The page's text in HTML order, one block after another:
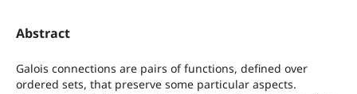
Abstract
Galois connections are pairs of functions, defined over
ordered sets, that preserve some particular aspects.